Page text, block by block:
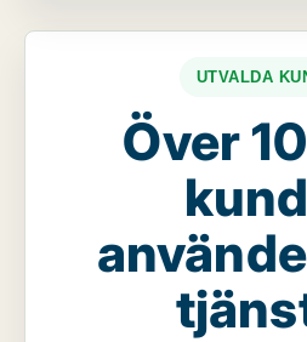
UTVALDA
Över